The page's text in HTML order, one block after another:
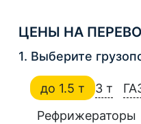
ЦЕНЫ НА
1. Выберите
до 1.5 т 3 т
Рефрижераторы